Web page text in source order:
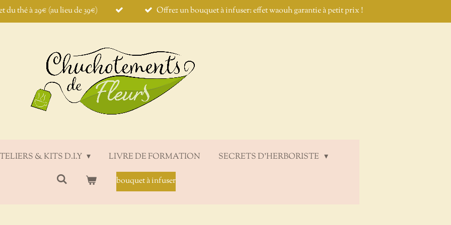
thé à 29€ (au lieu de 39€) Offrez un bouquet à infuser: effet waouh garantie à petit prix !
& KITS D.I.Y LIVRE DE FORMATION SECRETS D'HERBORISTE
bouquet à infuser